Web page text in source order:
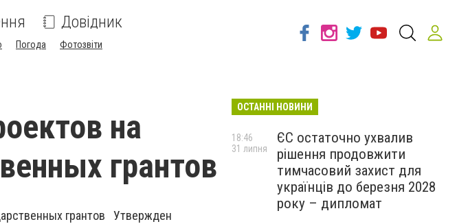
Довідник
Погода Фотозвіти
на
грантов
грантов Утвержден
ОСТАННІ НОВИНИ
ЄС остаточно ухвалив
рішення продовжити
тимчасовий захист для
українців до березня 2028
року – дипломат
18:46
31 липня